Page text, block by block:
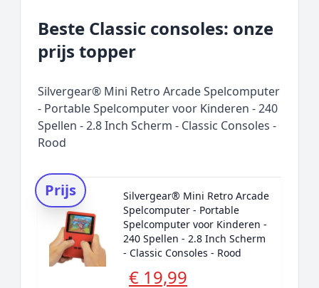
Beste Classic consoles: onze
prijs topper
Silvergear® Mini Retro Arcade Spelcomputer
- Portable Spelcomputer voor Kinderen - 240
Spellen - 2.8 Inch Scherm - Classic Consoles -
Rood
Prijs
Silvergear® Mini Retro Arcade
Spelcomputer - Portable
Spelcomputer voor Kinderen -
240 Spellen - 2.8 Inch Scherm
- Classic Consoles - Rood
€ 19,99